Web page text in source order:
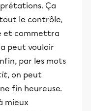
Ça
le contrôle,
et commettra
peut vouloir
par les mots
, on peut
fin heureuse.
mieux